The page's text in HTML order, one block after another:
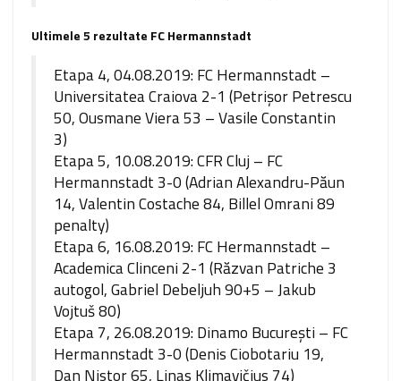
Ultimele 5 rezultate FC Hermannstadt
Etapa 4, 04.08.2019: FC Hermannstadt –
Universitatea Craiova 2-1 (Petrişor Petrescu
50, Ousmane Viera 53 – Vasile Constantin
3)
Etapa 5, 10.08.2019: CFR Cluj – FC
Hermannstadt 3-0 (Adrian Alexandru-Păun
14, Valentin Costache 84, Billel Omrani 89
penalty)
Etapa 6, 16.08.2019: FC Hermannstadt –
Academica Clinceni 2-1 (Răzvan Patriche 3
autogol, Gabriel Debeljuh 90+5 – Jakub
Vojtuš 80)
Etapa 7, 26.08.2019: Dinamo București – FC
Hermannstadt 3-0 (Denis Ciobotariu 19,
Dan Nistor 65, Linas Klimavičius 74)